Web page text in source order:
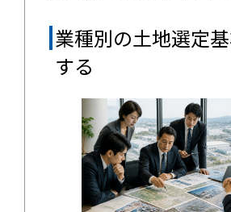
業種別の土地選定
する